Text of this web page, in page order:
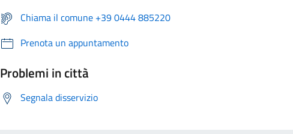
Chiama il comune +39 0444 885220
Prenota un appuntamento
Problemi in città
Segnala disservizio